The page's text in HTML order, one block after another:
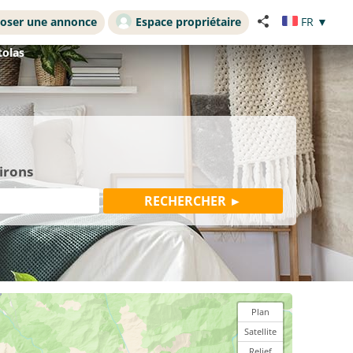
une annonce Espace propriétaire FR ▼
Plan
Satellite